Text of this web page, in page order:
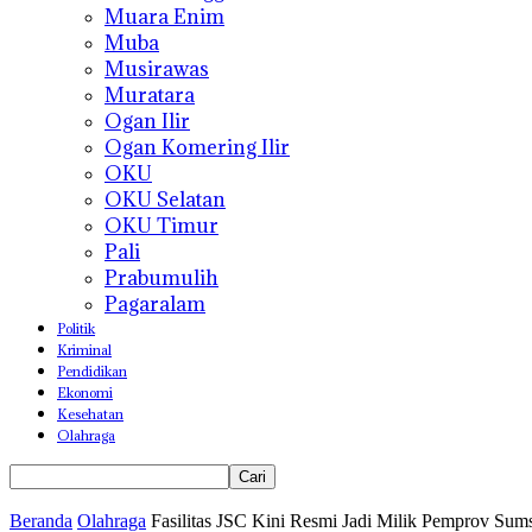
Muara Enim
Muba
Musirawas
Muratara
Ogan Ilir
Ogan Komering Ilir
OKU
OKU Selatan
OKU Timur
Pali
Prabumulih
Pagaralam
Politik
Kriminal
Pendidikan
Ekonomi
Kesehatan
Olahraga
Beranda Olahraga Fasilitas JSC Kini Resmi Jadi Milik Pemprov